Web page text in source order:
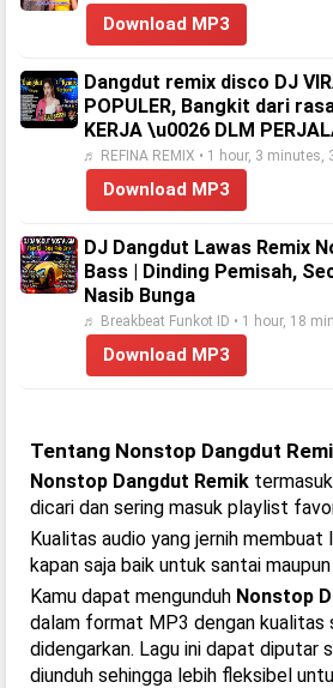
Download MP3
Dangdut remix disco DJ
POPULER, Bangkit dari
KERJA \u0026 DLM
♬ REFINA REMIX • 1 hour, 3 minutes,
Download MP3
DJ Dangdut Lawas Remix
Bass | Dinding Pemisah,
Nasib Bunga
♬ Breakbeat Funkot ID • 1 hour, 18
Download MP3
Tentang Nonstop Dangdut
Nonstop Dangdut Remik
dicari dan sering masuk playlist
Kualitas audio yang jernih
kapan saja baik untuk santai
Kamu dapat mengunduh Nonstop
dalam format MP3 dengan kualitas
didengarkan. Lagu ini dapat diputar
diunduh sehingga lebih fleksibel